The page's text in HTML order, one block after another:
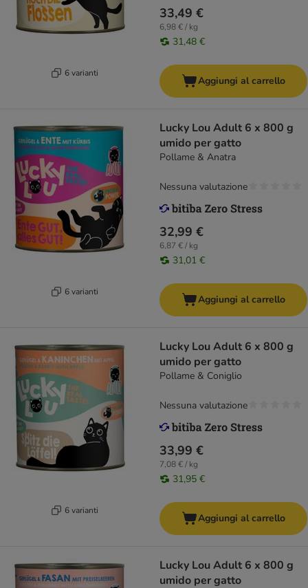
6 varianti
33,49 €
6,98 € / kg
31,48 €
Aggiungi al carrello
6 varianti
Lucky Lou Adult 6 x 800 g
umido per gatto
Pollame & Anatra
32,99 €
6,87 € / kg
31,01 €
Nessuna valutazione
Aggiungi al carrello
6 varianti
Lucky Lou Adult 6 x 800 g
umido per gatto
Pollame & Coniglio
33,99 €
7,08 € / kg
31,95 €
Nessuna valutazione
Aggiungi al carrello
Lucky Lou Adult 6 x 800 g
umido per gatto